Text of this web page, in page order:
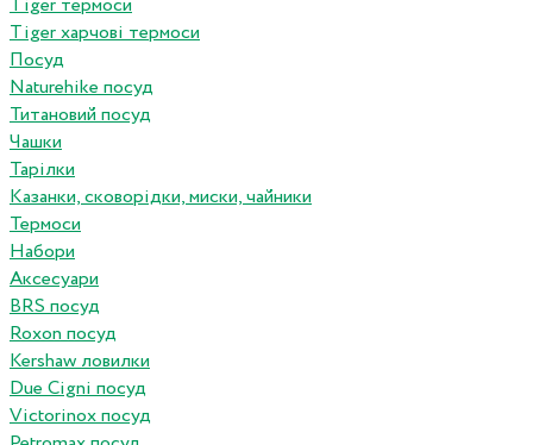
Tiger термоси
Tiger харчові термоси
Посуд
Naturehike посуд
Титановий посуд
Чашки
Тарілки
Казанки, сковорідки, миски, чайники
Термоси
Набори
Аксесуари
BRS посуд
Roxon посуд
Kershaw ловилки
Due Cigni посуд
Victorinox посуд